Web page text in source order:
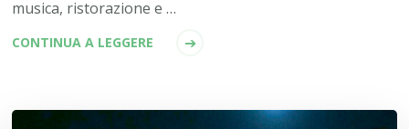
musica, ristorazione e …
CONTINUA A LEGGERE